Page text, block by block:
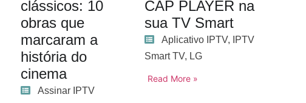
clássicos: 10
obras que
marcaram a
história do
cinema
Assinar IPTV
CAP PLAYER na
sua TV Smart
Aplicativo IPTV,
IPTV
Smart TV, LG
Read More »